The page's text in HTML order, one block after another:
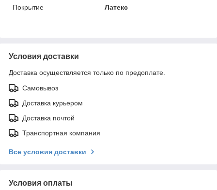
Покрытие
Латекс
Условия доставки
Доставка осуществляется только по предоплате.
Самовывоз
Доставка курьером
Доставка почтой
Транспортная компания
Все условия доставки
Условия оплаты